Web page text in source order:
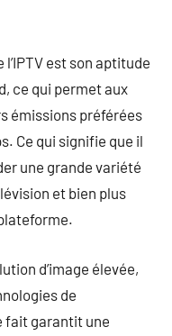
est son aptitude
ce qui permet aux
émissions préférées
Ce qui signifie que il
une grande variété
et bien plus
d’image élevée,
de
fait garantit une